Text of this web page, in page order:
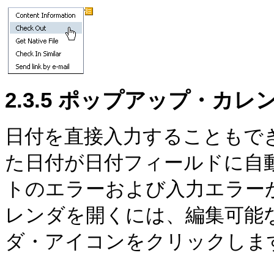
2.3.5 ポップアップ・カレ
日付を直接入力することも
た日付が日付フィールドに
トのエラーおよび入力エラ
レンダを開くには、編集可
ダ・アイコンをクリックしま